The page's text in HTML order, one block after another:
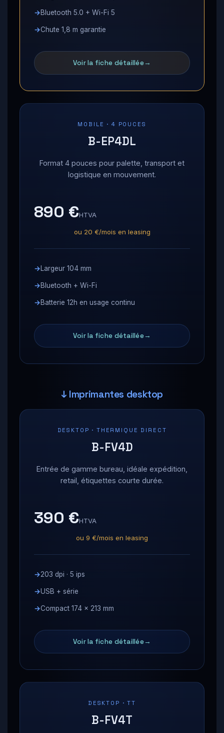
Bluetooth 5.0 + Wi-Fi 5
Chute 1,8 m garantie
Voir la fiche détaillée
MOBILE · 4 POUCES
B-EP4DL
Format 4 pouces pour palette, transport et
logistique en mouvement.
890 €HTVA
ou 20 €/mois en leasing
Largeur 104 mm
Bluetooth + Wi-Fi
Batterie 12h en usage continu
Voir la fiche détaillée
↓ Imprimantes desktop
DESKTOP · THERMIQUE DIRECT
B-FV4D
Entrée de gamme bureau, idéale expédition,
retail, étiquettes courte durée.
390 €HTVA
ou 9 €/mois en leasing
203 dpi · 5 ips
USB + série
Compact 174 × 213 mm
Voir la fiche détaillée
DESKTOP · TT
B-FV4T